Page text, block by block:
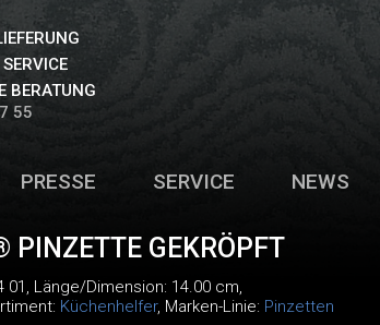
BERATUNG
55
PRESSE SERVICE NEWS
PINZETTE GEKRÖPFT
01 , Länge/Dimension: 14.00 cm,
Küchenhelfer, Marken-Linie: Pinzetten